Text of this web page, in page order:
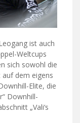
ist auch
Weltcups
sich sowohl die
dem eigens
Elite, die
Downhill-
„Vali‘s